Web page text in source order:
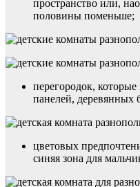
пространство или,
половины поменьше;
перегородок,
панелей, деревянных
цветовых
синяя зона для